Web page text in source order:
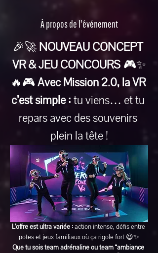
À propos de l'événement
🎉🚀 NOUVEAU CONCEPT
VR & JEU CONCOURS 🎮✨
🔥🎮 Avec Mission 2.0, la VR
c’est simple : tu viens… et tu
repars avec des souvenirs
plein la tête !
L’offre est ultra variée : action intense, défis entre
potes et jeux familiaux où ça rigole fort 😆✨
Que tu sois team adrénaline ou team “ambiance